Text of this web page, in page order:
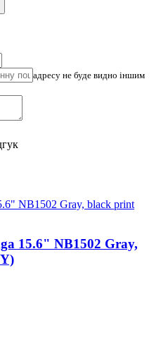
адресу не буде видно іншим
15.6" NB1502 Gray,